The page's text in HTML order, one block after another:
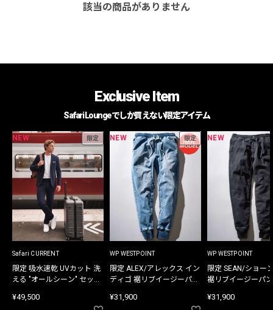
該当の商品がありません
Exclusive Item
Safari Loungeでしか買えない限定アイテム
NEW 限定
Safari CURRENT
限定 吸水速乾 UVカット 洗
える "オールシーン" セット
¥49,500
NEW 限定
WP WESTPOINT
限定 ALEX/アレックス イン
ディゴ 裾リブイージーパン
¥31,900
NEW
WP WESTPOINT
限定 SEAN/ショー
裾リブイージーパ
¥31,900